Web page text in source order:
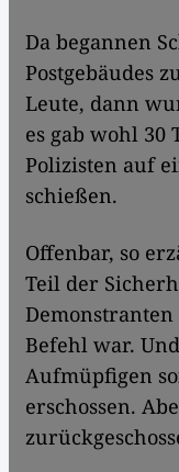
​​Da begannen
Postgebäudes
Leute, dann
es gab wohl 30
Polizisten auf
schießen.
Offenbar, so
Teil der
Befehl war.
Aufmüpfigen
erschossen.